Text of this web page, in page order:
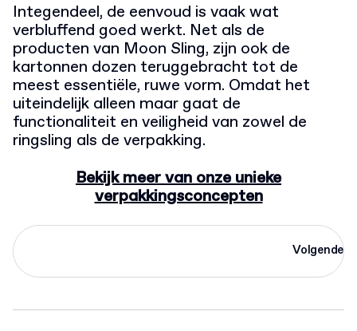
Integendeel, de eenvoud is vaak wat
verbluffend goed werkt. Net als de
producten van Moon Sling, zijn ook de
kartonnen dozen teruggebracht tot de
meest essentiële, ruwe vorm. Omdat het
uiteindelijk alleen maar gaat de
functionaliteit en veiligheid van zowel de
ringsling als de verpakking.
Bekijk meer van onze unieke
verpakkingsconcepten
Volgende